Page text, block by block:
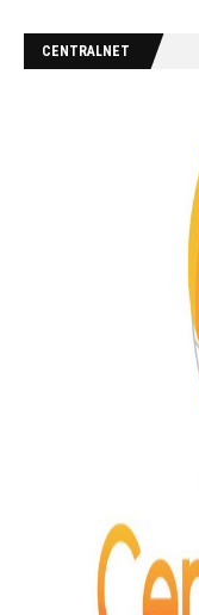
CENTRALNET